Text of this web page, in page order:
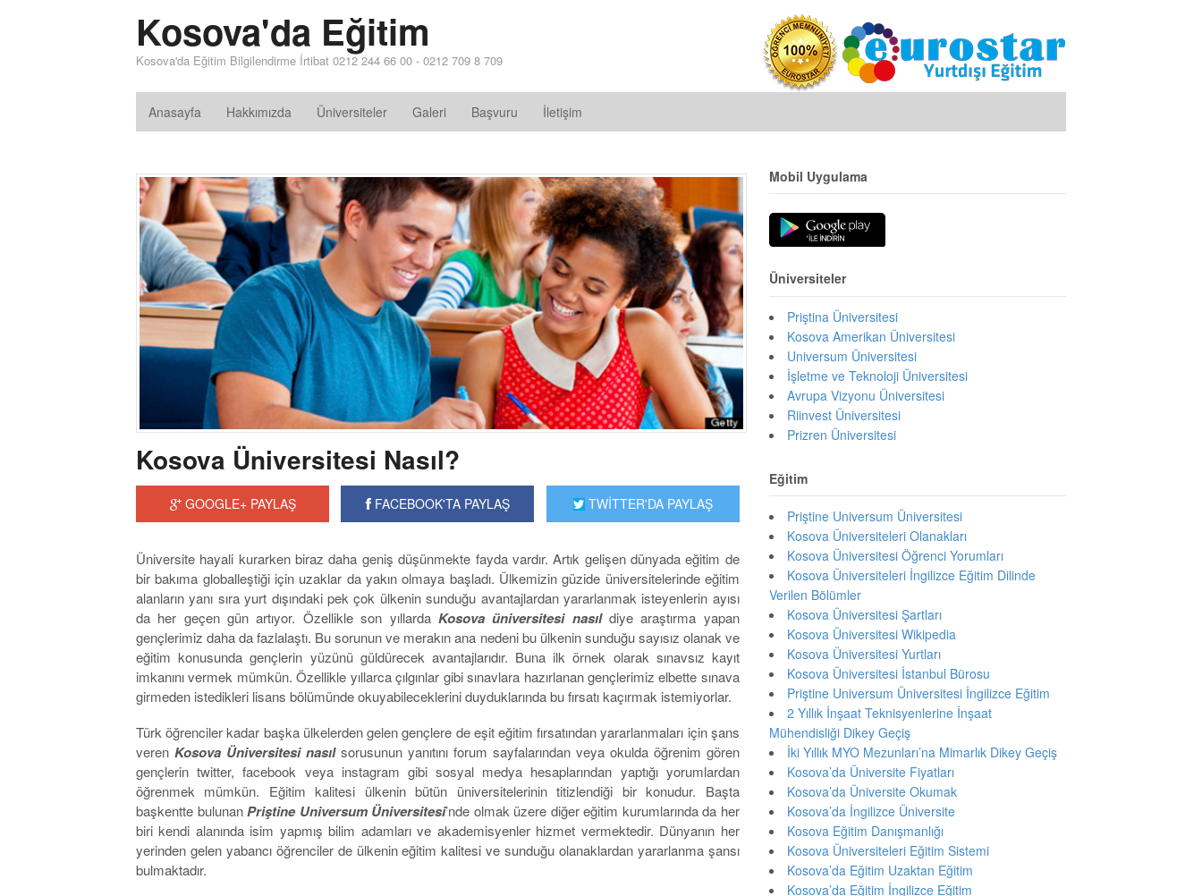
Kosova'da Eğitim
Kosova'da Eğitim Bilgilendirme İrtibat 0212 244 66 00 - 0212 709 8 709
Anasayfa Hakkımızda Üniversiteler Galeri Başvuru İletişim
Kosova Üniversitesi Nasıl?
GOOGLE+ PAYLAŞ FACEBOOK'TA PAYLAŞ TWİTTER'DA PAYLAŞ
Üniversite hayali kurarken biraz daha geniş düşünmekte fayda vardır. Artık gelişen dünyada eğitim de
bir bakıma globalleştiği için uzaklar da yakın olmaya başladı. Ülkemizin güzide üniversitelerinde eğitim
alanların yanı sıra yurt dışındaki pek çok ülkenin sunduğu avantajlardan yararlanmak isteyenlerin ayısı
da her geçen gün artıyor. Özellikle son yıllarda Kosova üniversitesi nasıldiye araştırma yapan
gençlerimiz daha da fazlalaştı. Bu sorunun ve merakın ana nedeni bu ülkenin sunduğu sayısız olanak ve
eğitim konusunda gençlerin yüzünü güldürecek avantajlarıdır. Buna ilk örnek olarak sınavsız kayıt
imkanını vermek mümkün. Özellikle yıllarca çılgınlar gibi sınavlara hazırlanan gençlerimiz elbette sınava
girmeden istedikleri lisans bölümünde okuyabileceklerini duyduklarında bu fırsatı kaçırmak istemiyorlar.
Türk öğrenciler kadar başka ülkelerden gelen gençlere de eşit eğitim fırsatından yararlanmaları için şans
veren Kosova Üniversitesi nasılsorusunun yanıtını forum sayfalarından veya okulda öğrenim gören
gençlerin twitter, facebook veya instagram gibi sosyal medya hesaplarından yaptığı yorumlardan
öğrenmek mümkün. Eğitim kalitesi ülkenin bütün üniversitelerinin titizlendiği bir konudur. Başta
başkentte bulunanPriştine Universum Üniversitesi’nde olmak üzere diğer eğitim kurumlarında da her
biri kendi alanında isim yapmış bilim adamları ve akademisyenler hizmet vermektedir. Dünyanın her
yerinden gelen yabancı öğrenciler de ülkenin eğitim kalitesi ve sunduğu olanaklardan yararlanma şansı
bulmaktadır.
Mobil Uygulama
Üniversiteler
Priştina Üniversitesi
Kosova Amerikan Üniversitesi
Universum Üniversitesi
İşletme ve Teknoloji Üniversitesi
Avrupa Vizyonu Üniversitesi
Riinvest Üniversitesi
Prizren Üniversitesi
Eğitim
Priştine Universum Üniversitesi
Kosova Üniversiteleri Olanakları
Kosova Üniversitesi Öğrenci Yorumları
Kosova Üniversiteleri İngilizce Eğitim Dilinde
Verilen Bölümler
Kosova Üniversitesi Şartları
Kosova Üniversitesi Wikipedia
Kosova Üniversitesi Yurtları
Kosova Üniversitesi İstanbul Bürosu
Priştine Universum Üniversitesi İngilizce Eğitim
2 Yıllık İnşaat Teknisyenlerine İnşaat
Mühendisliği Dikey Geçiş
İki Yıllık MYO Mezunları’na Mimarlık Dikey Geçiş
Kosova’da Üniversite Fiyatları
Kosova’da Üniversite Okumak
Kosova’da İngilizce Üniversite
Kosova Eğitim Danışmanlığı
Kosova Üniversiteleri Eğitim Sistemi
Kosova’da Eğitim Uzaktan Eğitim
Kosova’da Eğitim İngilizce Eğitim